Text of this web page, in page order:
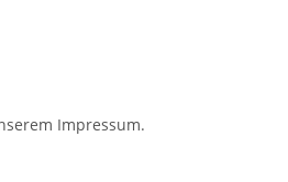
Impressum.